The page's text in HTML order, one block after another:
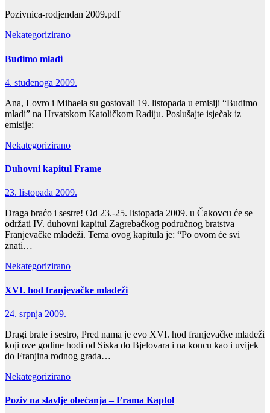
Pozivnica-rodjendan 2009.pdf
Nekategorizirano
Budimo mladi
4. studenoga 2009.
Ana, Lovro i Mihaela su gostovali 19. listopada u emisiji “Budimo
mladi” na Hrvatskom Katoličkom Radiju. Poslušajte isječak iz
emisije:
Nekategorizirano
Duhovni kapitul Frame
23. listopada 2009.
Draga braćo i sestre! Od 23.-25. listopada 2009. u Čakovcu će se
održati IV. duhovni kapitul Zagrebačkog područnog bratstva
Franjevačke mladeži. Tema ovog kapitula je: “Po ovom će svi
znati…
Nekategorizirano
XVI. hod franjevačke mladeži
24. srpnja 2009.
Dragi brate i sestro, Pred nama je evo XVI. hod franjevačke mladeži
koji ove godine hodi od Siska do Bjelovara i na koncu kao i uvijek
do Franjina rodnog grada…
Nekategorizirano
Poziv na slavlje obećanja – Frama Kaptol